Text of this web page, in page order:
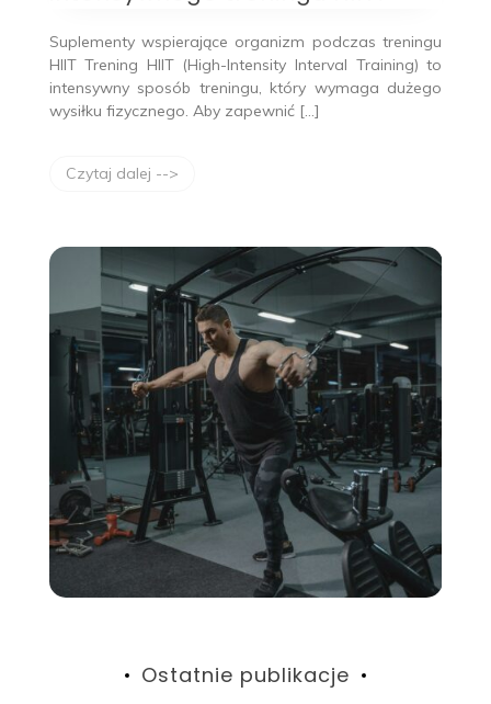
intensywnego
HIIT?
Suplementy wspierające organizm podczas treningu
HIIT Trening HIIT (High-Intensity Interval Training) to
intensywny sposób treningu, który wymaga dużego
wysiłku fizycznego. Aby zapewnić […]
Czytaj dalej -->
Ostatnie publikacje